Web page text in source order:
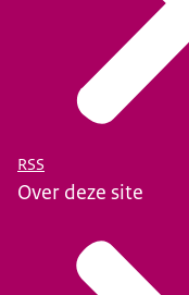
RSS
Over deze site